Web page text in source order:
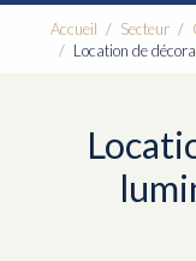
Accueil Secteur
Location de